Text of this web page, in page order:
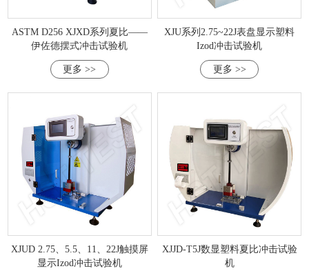
ASTM D256 XJXD系列夏比——
伊佐德摆式冲击试验机
更多 >>
XJU系列2.75~22J表盘显示塑料
Izod冲击试验机
更多 >>
XJUD 2.75、5.5、11、22J触摸屏
显示Izod冲击试验机
XJJD-T5J数显塑料夏比冲击试验
机